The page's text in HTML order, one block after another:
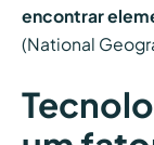
encontrar
(National